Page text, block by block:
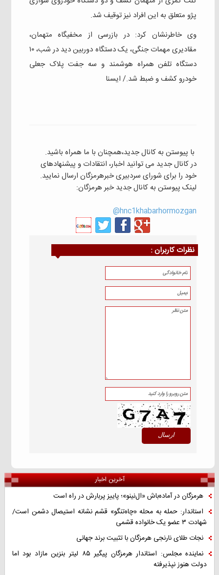
پژو متعلق به این افراد نیز توقیف شد.
وی خاطرنشان کرد: در بازرسی از مخفیگاه متهمان،
مقادیری مهمات جنگی، یک دستگاه دوربین دید در شب، ۱۰
دستگاه تلفن همراه هوشمند و سه جفت پلاک جعلی
خودرو کشف و ضبط شد./ ایسنا
با پیوستن به کانال جدید،همچنان با ما همراه باشید.
در کانال جدید می توانید اخبار، انتقادات و پیشنهادهای
خود را برای شورای سردبیری خبرهرمزگان ارسال نمایید.
لینک پیوستن به کانال جدید خبر هرمزگان:
hnc1khabarhormozgan@
نظرات كاربران :
آخرین اخبار
هرمزگان در آماده‌باش «ال‌نینو»؛ پاییز پربارش در راه است
استاندار: حمله به محله «چاه‌تنگو» قشم نشانه استیصال دشمن است/
شهادت ۳ عضو یک خانواده قشمی
نجات طلای نارنجی هرمزگان با تثبیت برند جهانی
نماینده مجلس: استاندار هرمزگان پیگیر ۸۵ لیتر بنزین مازاد بود اما
دولت هنوز نپذیرفته